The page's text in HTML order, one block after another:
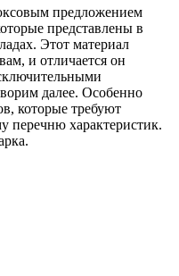
предложением
представлены в
Этот материал
и отличается он
далее. Особенно
которые требуют
перечню характеристик.